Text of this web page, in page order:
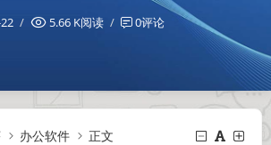
5.66 K阅读 0评论
办公软件 正文